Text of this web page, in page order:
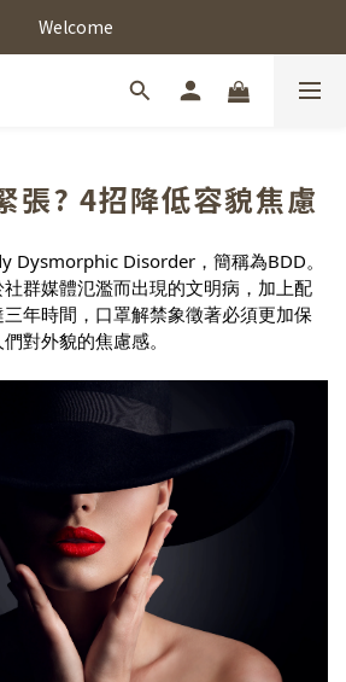
Welcome
張? 4招降低容貌焦慮
Dysmorphic Disorder，簡稱為BDD。
群媒體氾濫而出現的文明病，加上配
年時間，口罩解禁象徵著必須更加保
對外貌的焦慮感。